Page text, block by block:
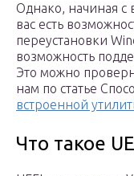
Однако, начиная с
вас есть
переустановки
возможность
Это можно
нам по статье
встроенной
Что такое